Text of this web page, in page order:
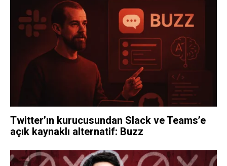
Twitter’ın kurucusundan Slack ve Teams’e
açık kaynaklı alternatif: Buzz